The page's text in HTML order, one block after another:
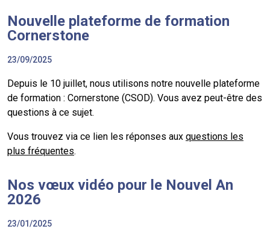
Nouvelle plateforme de formation
Cornerstone
23/09/2025
Depuis le 10 juillet, nous utilisons notre nouvelle plateforme
de formation : Cornerstone (CSOD). Vous avez peut-être des
questions à ce sujet.
Vous trouvez via ce lien les réponses aux questions les
plus fréquentes.
Nos vœux vidéo pour le Nouvel An
2026
23/01/2025